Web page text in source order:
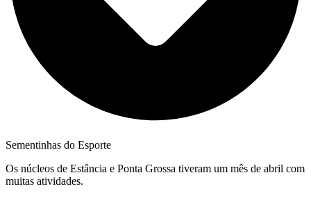
Sementinhas do Esporte
Os núcleos de Estância e Ponta Grossa tiveram um mês de abril com
muitas atividades.